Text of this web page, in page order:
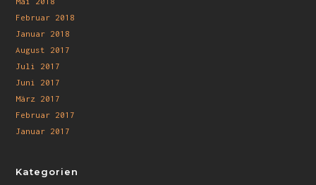
Februar 2018
Januar 2018
August 2017
Juli 2017
Juni 2017
März 2017
Februar 2017
Januar 2017
Kategorien